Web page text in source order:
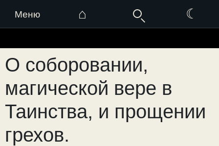
Меню ⌂ ☾
к
содержимому
О соборовании,
магической вере в
Таинства, и прощении
грехов.